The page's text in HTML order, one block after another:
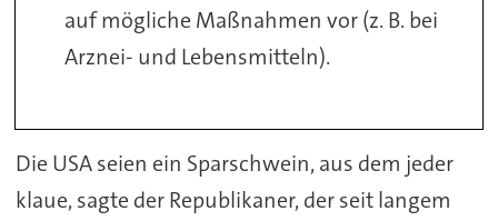
auf mögliche Maßnahmen vor (z. B. bei
Arznei- und Lebensmitteln).
Die USA seien ein Sparschwein, aus dem jeder
klaue, sagte der Republikaner, der seit langem